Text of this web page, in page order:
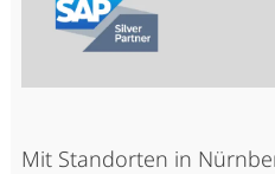
Mit Standorten in